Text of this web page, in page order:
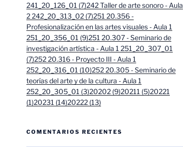
241_20_126_01 (7)242 Taller de arte sonoro - Aula
2 242_20_313_02 (7)251 20.356 -
Profesionalización en las artes visuales - Aula 1
251_20_356_01 (9)251 20.307 - Seminario de
investigación artística - Aula 1 251_20_307_01
(7)252 20.316 - Proyecto III - Aula 1
252_20_316_01 (10)252 20.305 - Seminario de
teorías del arte y de la cultura - Aula 1
252_20_305_01 (3)20202 (9)20211 (5)20221
(1)20231 (14)20222 (13)
COMENTARIOS RECIENTES